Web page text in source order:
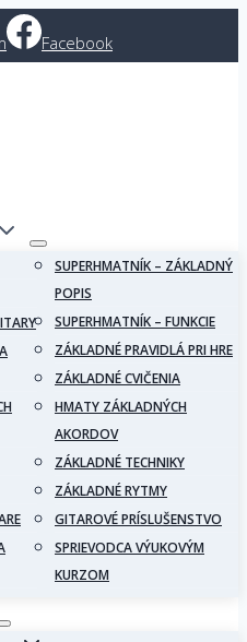
Facebook
SUPERHMATNÍK – ZÁKLADNÝ
POPIS
SUPERHMATNÍK – FUNKCIE
ZÁKLADNÉ PRAVIDLÁ PRI HRE
ZÁKLADNÉ CVIČENIA
HMATY ZÁKLADNÝCH
AKORDOV
ZÁKLADNÉ TECHNIKY
ZÁKLADNÉ RYTMY
GITAROVÉ PRÍSLUŠENSTVO
SPRIEVODCA VÝUKOVÝM
KURZOM